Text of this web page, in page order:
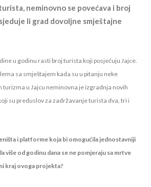
neminovno se povećava i broj
li grad dovoljne smještajne
u godinu rasti broj turista koji posjećuju Jajce.
sa smještajem kada su u pitanju neke
turizma u Jajcu neminovna je izgradnja novih
su preduslov za zadržavanje turista dva, tri i
i platforme koja bi omogućila jednostavniji
više od godinu dana se ne pomjeraju sa mrtve
kraj ovoga projekta?